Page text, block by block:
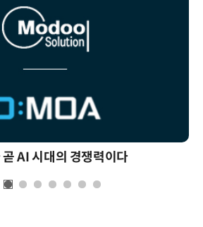
AI 시대의 경쟁력이다